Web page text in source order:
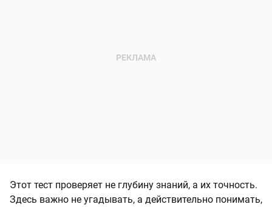
Этот тест проверяет не глубину знаний, а их точность.
Здесь важно не угадывать, а действительно понимать,